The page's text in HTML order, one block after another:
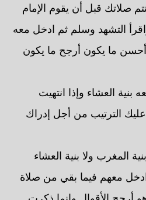
صلاتك قبل أن يقوم الإمام
التشهد وسلم ثم ادخل معه
ما يكون أرجح ما يكون
بنية العشاء وإذا انتهيت
الترتيب من أجل إدراك
المغرب ولا بنية العشاء
معهم فيما بقي من صلاة